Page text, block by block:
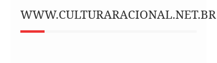
WWW.CULTURARACIONAL.NET.BR